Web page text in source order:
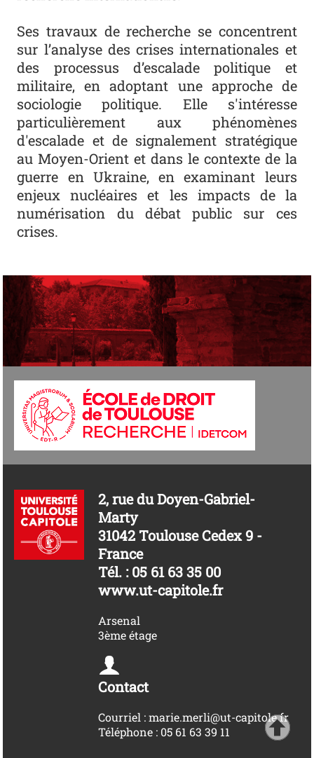
Ses travaux de recherche se concentrent
sur l’analyse des crises internationales et
des processus d’escalade politique et
militaire, en adoptant une approche de
sociologie politique. Elle s'intéresse
particulièrement aux phénomènes
d'escalade et de signalement stratégique
au Moyen-Orient et dans le contexte de la
guerre en Ukraine, en examinant leurs
enjeux nucléaires et les impacts de la
numérisation du débat public sur ces
crises.
2, rue du Doyen-Gabriel-
Marty
31042 Toulouse Cedex 9 -
France
Tél. : 05 61 63 35 00
www.ut-capitole.fr
Arsenal
3ème étage
Contact
Courriel : marie.merli@ut-capitole.fr
Téléphone : 05 61 63 39 11